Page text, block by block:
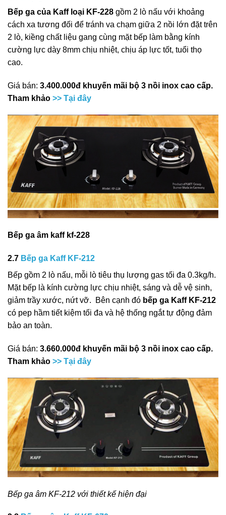
Bếp ga của Kaff loại KF-228 gồm 2 lò nấu với khoảng
cách xa tương đối để tránh va chạm giữa 2 nồi lớn đặt trên
2 lò, kiềng chất liệu gang cùng mặt bếp làm bằng kính
cường lực dày 8mm chịu nhiệt, chịu áp lực tốt, tuổi thọ
cao.
Giá bán: 3.400.000đ khuyến mãi bộ 3 nồi inox cao cấp.
Tham khảo >> Tại đây
Bếp ga âm kaff kf-228
2.7 Bếp ga Kaff KF-212
Bếp gồm 2 lò nấu, mỗi lò tiêu thụ lượng gas tối đa 0.3kg/h.
Mặt bếp là kính cường lực chịu nhiệt, sáng và dễ vệ sinh,
giảm trầy xước, nứt vỡ. Bên cạnh đó bếp ga Kaff KF-212
có pep hầm tiết kiệm tối đa và hệ thống ngắt tự động đảm
bảo an toàn.
Giá bán: 3.660.000đ khuyến mãi bộ 3 nồi inox cao cấp.
Tham khảo >> Tại đây
Bếp ga âm KF-212 với thiết kế hiện đại